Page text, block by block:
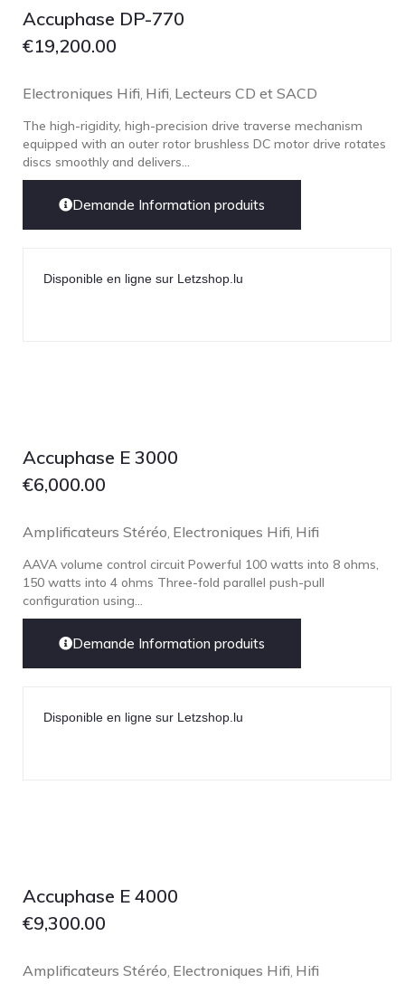
Accuphase DP-770
€19,200.00
Electroniques Hifi Hifi Lecteurs CD et SACD
The high-rigidity, high-precision drive traverse mechanism
equipped with an outer rotor brushless DC motor drive rotates
discs smoothly and delivers...
Demande Information produits
Disponible en ligne sur Letzshop.lu
Accuphase E 3000
€6,000.00
Amplificateurs Stéréo Electroniques Hifi Hifi
AAVA volume control circuit Powerful 100 watts into 8 ohms,
150 watts into 4 ohms Three-fold parallel push-pull
configuration using...
Demande Information produits
Disponible en ligne sur Letzshop.lu
Accuphase E 4000
€9,300.00
Amplificateurs Stéréo Electroniques Hifi Hifi